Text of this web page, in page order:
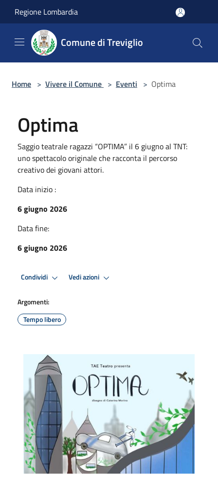
Regione Lombardia
Comune di Treviglio
Home > Vivere il Comune > Eventi > Optima
Optima
Saggio teatrale ragazzi “OPTIMA” il 6 giugno al TNT:
uno spettacolo originale che racconta il percorso
creativo dei giovani attori.
Data inizio :
6 giugno 2026
Data fine:
6 giugno 2026
Condividi Vedi azioni
Argomenti:
Tempo libero